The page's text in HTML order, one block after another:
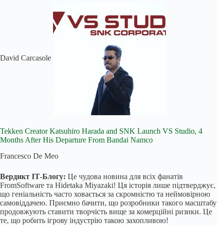
David Carcasole
Tekken Creator Katsuhiro Harada and SNK Launch VS Studio, 4
Months After His Departure From Bandai Namco
Francesco De Meo
Вердикт ІТ-Блогу: Це чудова новина для всіх фанатів
FromSoftware та Hidetaka Miyazaki! Ця історія лише підтверджує,
що геніальність часто ховається за скромністю та неймовірною
самовіддачею. Приємно бачити, що розробники такого масштабу
продовжують ставити творчість вище за комерційні ризики. Це
те, що робить ігрову індустрію такою захопливою!